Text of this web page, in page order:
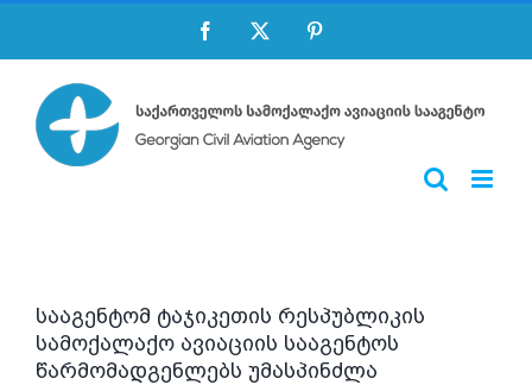
Facebook
სააგენტომ ტაჯიკეთის რესპუბლიკის
სამოქალაქო ავიაციის სააგენტოს
წარმომადგენლებს უმასპინძლა